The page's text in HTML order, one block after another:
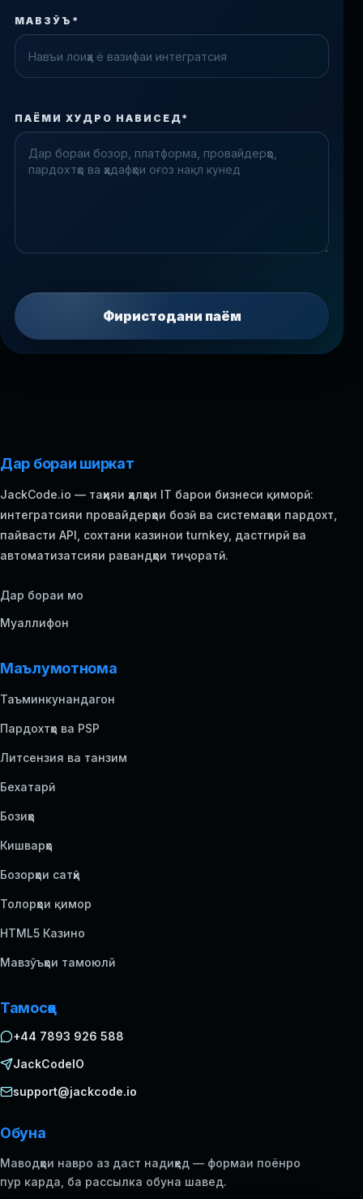
МАВЗӮЪ*
Please fix the highlighted fields.
ПАЁМИ ХУДРО НАВИСЕД*
Фиристодани паём
Дар бораи ширкат
JackCode.io — таҳияи ҳалҳои IT барои бизнеси қиморӣ:
интегратсияи провайдерҳои бозӣ ва системаҳои пардохт,
пайвасти API, сохтани казинои turnkey, дастгирӣ ва
автоматизатсияи равандҳои тиҷоратӣ.
Дар бораи мо
Муаллифон
Маълумотнома
Таъминкунандагон
Пардохтҳо ва PSP
Литсензия ва танзим
Бехатарӣ
Бозиҳо
Кишварҳо
Бозорҳои сатҳӣ
Толорҳои қимор
HTML5 Казино
Мавзӯъҳои тамоюлӣ
Тамосҳо
+44 7893 926 588
JackCodeIO
support@jackcode.io
Обуна
Маводҳои навро аз даст надиҳед — формаи поёнро
пур карда, ба рассылка обуна шавед.